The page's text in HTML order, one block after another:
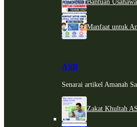
Manfaat untuk
ASB
Senarai artikel Amanah
Zakat Khultah